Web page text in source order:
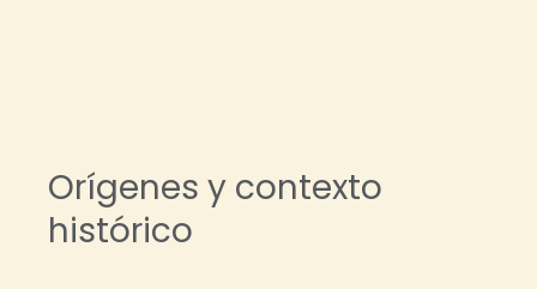
Orígenes y contexto
histórico